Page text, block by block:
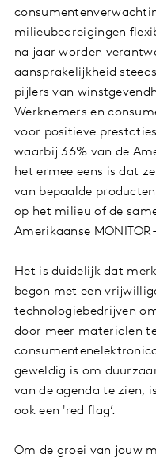
milieubedreigingen
na jaar worden
aansprakelijkheid
pijlers van
Werknemers en
voor positieve
waarbij 36% van de
het ermee eens is dat
van bepaalde
op het milieu of de
Amerikaanse
Het is duidelijk dat
begon met een
technologiebedrijven
door meer materialen
geweldig is om
van de agenda te zien,
ook een 'red flag’.
Om de groei van jouw